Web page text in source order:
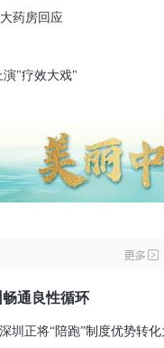
药房回应
演"疗效大戏"
通良性循环
深圳正将“陪跑”制度优势转化